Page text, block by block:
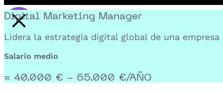
Activar reproducción del video
Digital Marketing Manager
Lidera la estrategia digital global de una empresa
Salario medio
≈ 40.000 € - 65.000 €/AÑO